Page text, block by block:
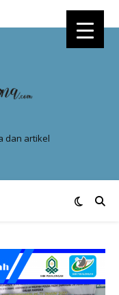
dan artikel